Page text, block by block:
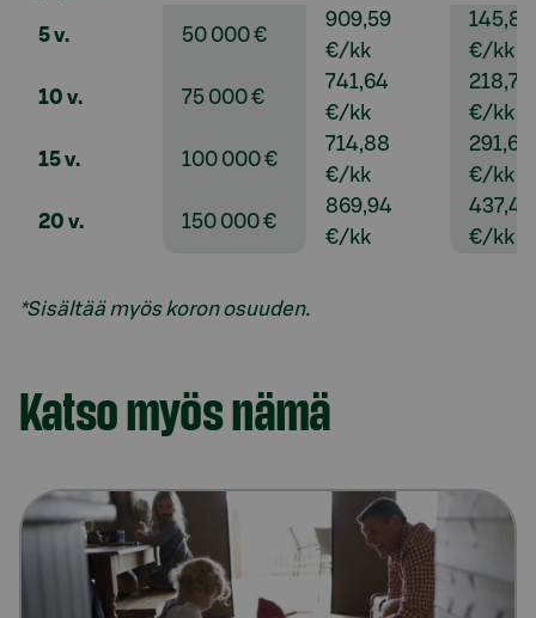
5 v. 50 000 €
909,59
€/kk
145,82
€/kk
10 v. 75 000 €
741,64
€/kk
218,74
€/kk
15 v. 100 000 €
714,88
€/kk
291,68
€/kk
20 v. 150 000 €
869,94
€/kk
437,49
€/kk
*Sisältää myös koron osuuden.
Katso myös nämä